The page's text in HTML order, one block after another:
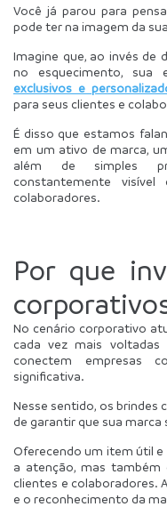
Você já parou para
pode ter na imagem da
Imagine que, ao invés de
no esquecimento,
exclusivos e
para seus clientes e
É disso que estamos
em um ativo de marca,
além de simples
constantemente
colaboradores.
Por que
No cenário corporativo
cada vez mais voltadas
conectem empresas
significativa.
Nesse sentido, os
de garantir que sua
Oferecendo um item útil e
a atenção, mas também
clientes e colaboradores.
e o reconhecimento da